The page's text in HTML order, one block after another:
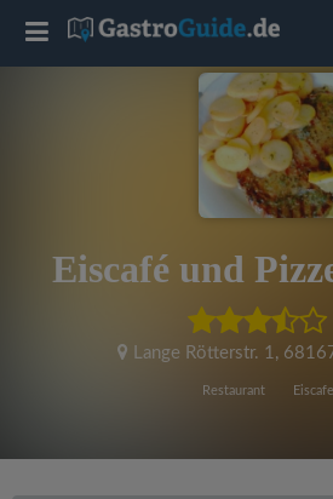
Eiscafé und
Lange Rötterstr. 1,
Restaurant Eiscafe
T